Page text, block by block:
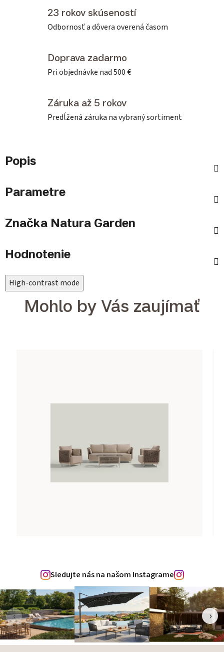
23 rokov skúseností
Odbornosť a dôvera overená časom
Doprava zadarmo
Pri objednávke nad 500 €
Záruka až 5 rokov
Predĺžená záruka na vybraný sortiment
Popis
Parametre
Značka Natura Garden
Hodnotenie
High-contrast mode
Mohlo by Vás zaujímať
Sledujte nás na našom Instagrame
‹ ›